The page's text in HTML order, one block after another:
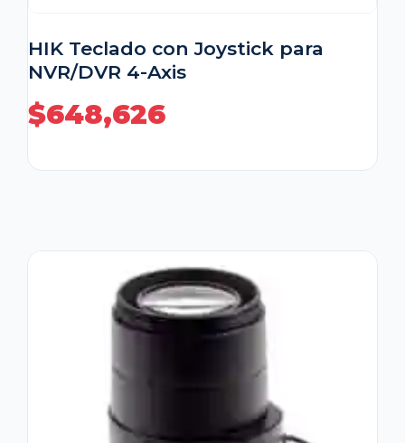
HIK Teclado con Joystick para
NVR/DVR 4-Axis
$648,626